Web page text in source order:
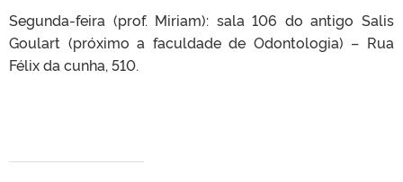
Segunda-feira (prof. Miriam): sala 106 do antigo Salis
Goulart (próximo a faculdade de Odontologia) – Rua
Félix da cunha, 510.